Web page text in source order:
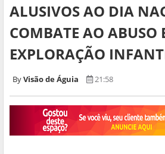
ALUSIVOS AO DIA
COMBATE AO ABUSO
EXPLORAÇÃO
Visão de Águia 21:58